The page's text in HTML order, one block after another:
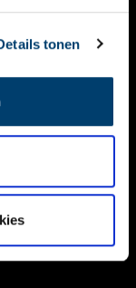
tonen